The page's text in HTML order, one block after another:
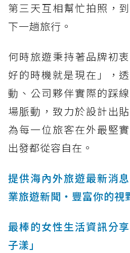
第三天互相幫忙拍照，
下一趟旅行。
何時旅遊秉持著品牌初
好的時機就是現在」，
動、公司夥伴實際的踩
場脈動，致力於設計出
為每一位旅客在外最堅
出發都從容自在。
提供海內外旅遊最新消
業旅遊新聞‧豐富你的視
最棒的女性生活資訊分
子漾」